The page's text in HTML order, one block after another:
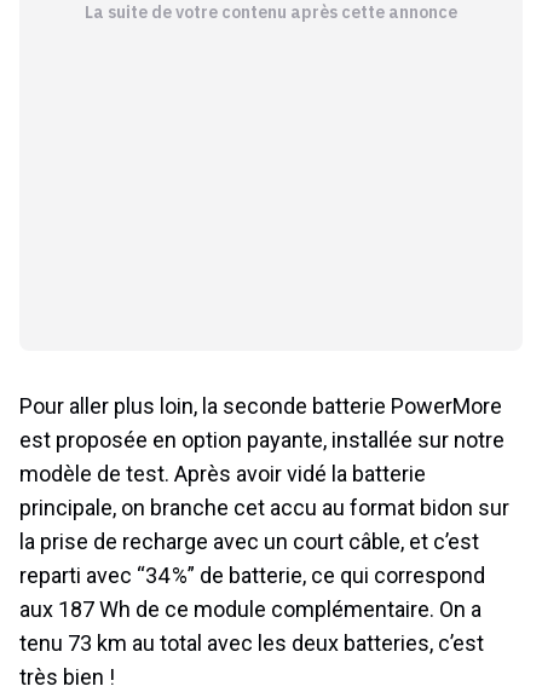
La suite de votre contenu après cette annonce
Pour aller plus loin, la seconde batterie PowerMore
est proposée en option payante, installée sur notre
modèle de test. Après avoir vidé la batterie
principale, on branche cet accu au format bidon sur
la prise de recharge avec un court câble, et c’est
reparti avec “34 %” de batterie, ce qui correspond
aux 187 Wh de ce module complémentaire. On a
tenu 73 km au total avec les deux batteries, c’est
très bien !